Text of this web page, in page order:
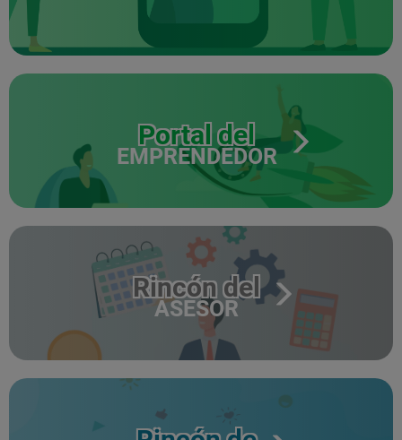
Portal del
EMPRENDEDOR
Rincón del
ASESOR